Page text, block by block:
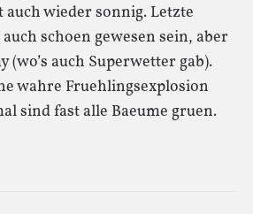
auch wieder sonnig. Letzte
schoen gewesen sein, aber
(wo’s auch Superwetter gab).
wahre Fruehlingsexplosion
sind fast alle Baeume gruen.